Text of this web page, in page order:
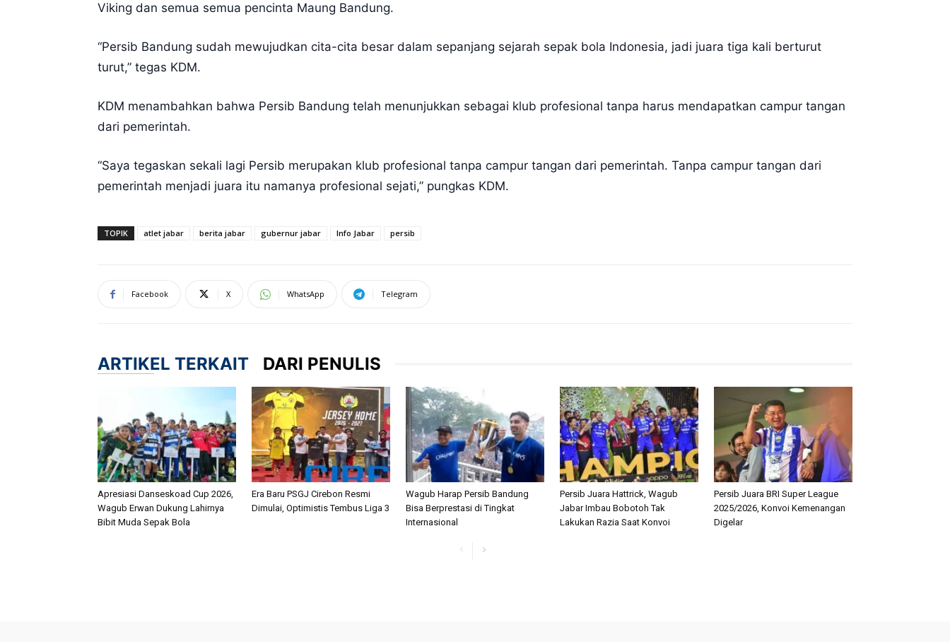
Viking dan semua semua pencinta Maung Bandung.
“Persib Bandung sudah mewujudkan cita-cita besar dalam sepanjang sejarah sepak bola Indonesia, jadi juara tiga kali berturut
turut,” tegas KDM.
KDM menambahkan bahwa Persib Bandung telah menunjukkan sebagai klub profesional tanpa harus mendapatkan campur tangan
dari pemerintah.
“Saya tegaskan sekali lagi Persib merupakan klub profesional tanpa campur tangan dari pemerintah. Tanpa campur tangan dari
pemerintah menjadi juara itu namanya profesional sejati,” pungkas KDM.
TOPIK atlet jabar berita jabar gubernur jabar Info Jabar persib
Facebook X WhatsApp Telegram
ARTIKEL TERKAIT DARI PENULIS
Apresiasi Danseskoad Cup 2026,
Wagub Erwan Dukung Lahirnya
Bibit Muda Sepak Bola
Era Baru PSGJ Cirebon Resmi
Dimulai, Optimistis Tembus Liga 3
Wagub Harap Persib Bandung
Bisa Berprestasi di Tingkat
Internasional
Persib Juara Hattrick, Wagub
Jabar Imbau Bobotoh Tak
Lakukan Razia Saat Konvoi
Persib Juara BRI Super League
2025/2026, Konvoi Kemenangan
Digelar